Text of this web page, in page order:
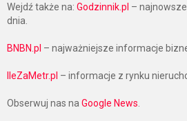
Wejdź także na: Godzinnik.pl –
dnia.
BNBN.pl – najważniejsze informacje
IleZaMetr.pl – informacje z rynku
Obserwuj nas na Google News